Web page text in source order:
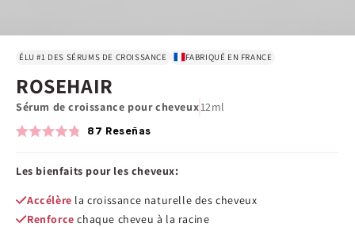
ÉLU #1 DES SÉRUMS DE CROISSANCE FABRIQUÉ EN FRANCE
ROSEHAIR
Sérum de croissance pour cheveux12ml
4.8
de
5
87 Reseñas
Les bienfaits pour les cheveux:
Accélère la croissance naturelle des cheveux
Renforce chaque cheveu à la racine